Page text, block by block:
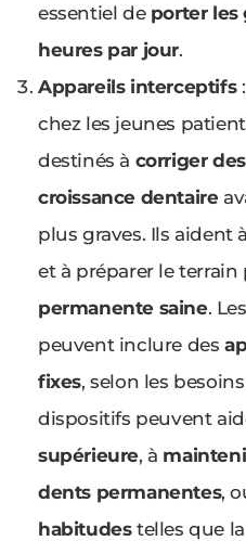
essentiel de porter les
heures par jour.
Appareils interceptifs:
chez les jeunes
destinés à corriger
croissance dentaire
plus graves. Ils aident à
et à préparer le
permanente saine.
peuvent inclure des
fixes, selon les
dispositifs peuvent
supérieure, à
dents permanentes,
habitudestelles que